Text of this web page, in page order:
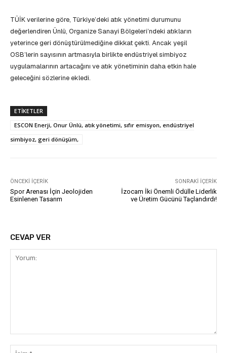
TÜİK verilerine göre, Türkiye’deki atık yönetimi durumunu
değerlendiren Ünlü, Organize Sanayi Bölgeleri’ndeki atıkların
yeterince geri dönüştürülmediğine dikkat çekti. Ancak yeşil
OSB’lerin sayısının artmasıyla birlikte endüstriyel simbiyoz
uygulamalarının artacağını ve atık yönetiminin daha etkin hale
geleceğini sözlerine ekledi.
ETIKETLER
ESCON Enerji, Onur Ünlü, atık yönetimi, sıfır emisyon, endüstriyel
simbiyoz, geri dönüşüm,
ÖNCEKI İÇERIK
Spor Arenası İçin Jeolojiden
Esinlenen Tasarım
SONRAKI İÇERIK
İzocam İki Önemli Ödülle Liderlik
ve Üretim Gücünü Taçlandırdı!
CEVAP VER